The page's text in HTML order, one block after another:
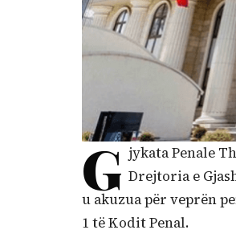
G jykata Penale
Drejtoria e
u akuzua për veprën
1 të Kodit Penal.